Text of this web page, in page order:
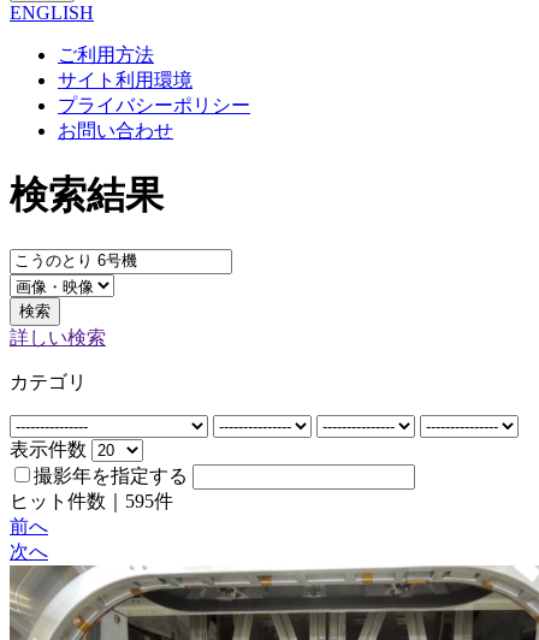
ENGLISH
ご利用方法
サイト利用環境
プライバシーポリシー
お問い合わせ
検索結果
検索
詳しい検索
カテゴリ
表示件数
撮影年を指定する
ヒット件数｜ 595件
前へ
次へ